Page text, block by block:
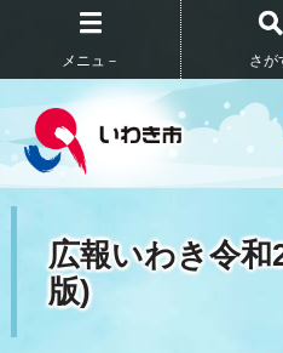
メニュ－ さが
広報いわき令和
版)